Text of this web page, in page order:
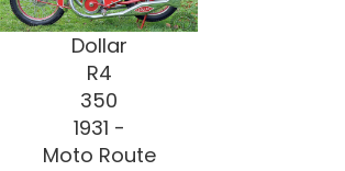
Dollar
R4
350
1931 -
Moto Route